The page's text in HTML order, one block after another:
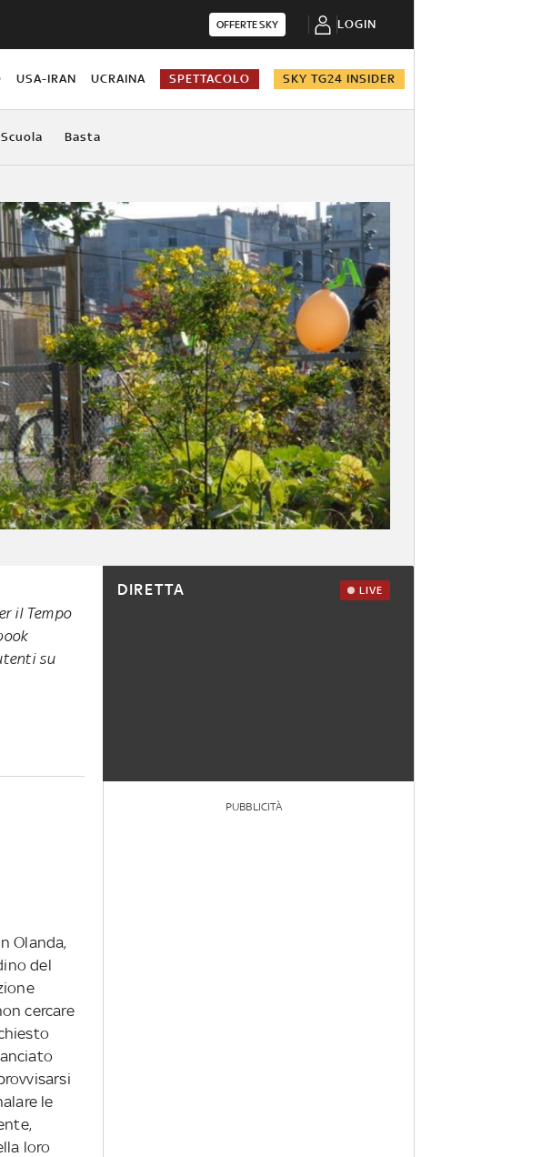
OFFERTE SKY LOGIN
USA-IRAN UCRAINA SPETTACOLO SKY TG24 INSIDER
Scuola Basta
il Tempo
su
Olanda,
del
cercare
le
loro
DIRETTA LIVE
PUBBLICITÀ